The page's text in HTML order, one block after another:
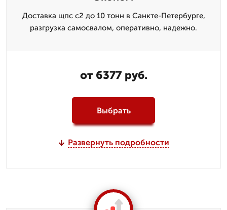
Доставка щпс с2 до 10 тонн в Санкте-Петербурге,
разгрузка самосвалом, оперативно, надежно.
от 6377 руб.
Выбрать
Развернуть подробности